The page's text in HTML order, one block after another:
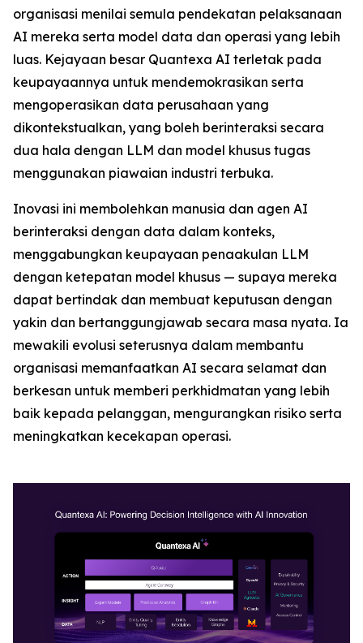
organisasi menilai semula pendekatan pelaksanaan
AI mereka serta model data dan operasi yang lebih
luas. Kejayaan besar Quantexa AI terletak pada
keupayaannya untuk mendemokrasikan serta
mengoperasikan data perusahaan yang
dikontekstualkan, yang boleh berinteraksi secara
dua hala dengan LLM dan model khusus tugas
menggunakan piawaian industri terbuka.
Inovasi ini membolehkan manusia dan agen AI
berinteraksi dengan data dalam konteks,
menggabungkan keupayaan penaakulan LLM
dengan ketepatan model khusus — supaya mereka
dapat bertindak dan membuat keputusan dengan
yakin dan bertanggungjawab secara masa nyata. Ia
mewakili evolusi seterusnya dalam membantu
organisasi memanfaatkan AI secara selamat dan
berkesan untuk memberi perkhidmatan yang lebih
baik kepada pelanggan, mengurangkan risiko serta
meningkatkan kecekapan operasi.